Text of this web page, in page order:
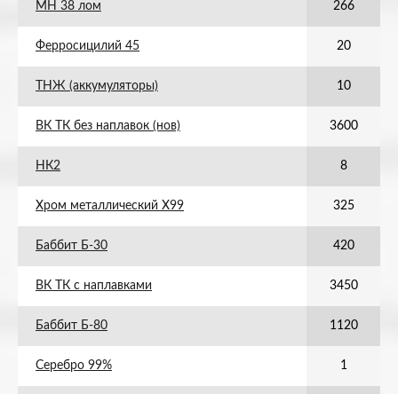
МН 38 лом 266
Ферросицилий 45 20
ТНЖ (аккумуляторы) 10
ВК ТК без наплавок (нов) 3600
НК2 8
Хром металлический Х99 325
Баббит Б-30 420
ВК ТК с наплавками 3450
Баббит Б-80 1120
Серебро 99% 1